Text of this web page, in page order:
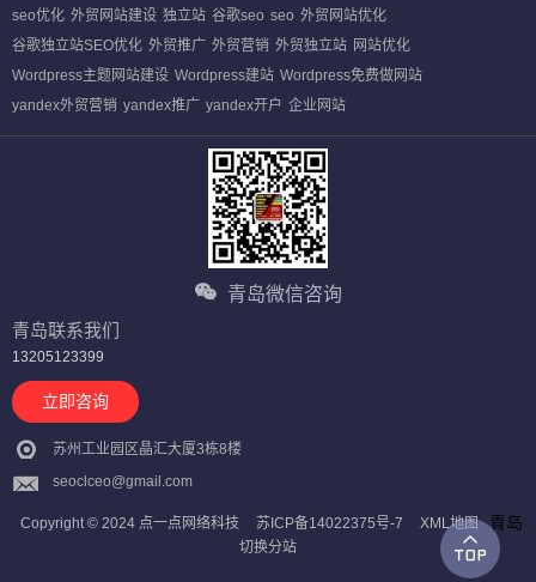
seo优化 外贸网站建设 独立站 谷歌seo seo 外贸网站优化
谷歌独立站SEO优化 外贸推广 外贸营销 外贸独立站 网站优化
Wordpress主题网站建设 Wordpress建站 Wordpress免费做网站
yandex外贸营销 yandex推广 yandex开户 企业网站
青岛微信咨询
青岛联系我们
13205123399
立即咨询
苏州工业园区晶汇大厦3栋8楼
seoclceo@gmail.com
Copyright © 2024 点一点网络科技 苏ICP备14022375号-7 XML地图 青岛
切换分站